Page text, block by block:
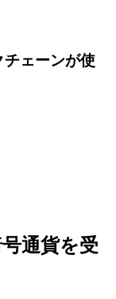
ェーンが使
通貨を受